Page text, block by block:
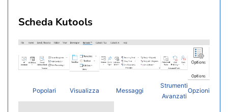
Scheda Kutools
Popolari Visualizza Messaggi
Strumenti
Avanzati
Opzioni